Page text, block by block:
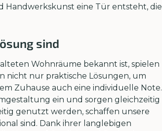
Handwerkskunst eine Tür entsteht, die
sind
Wohnräume bekannt ist, spielen
nicht nur praktische Lösungen, um
Zuhause auch eine individuelle Note.
ein und sorgen gleichzeitig
genutzt werden, schaffen unsere
sind. Dank ihrer langlebigen